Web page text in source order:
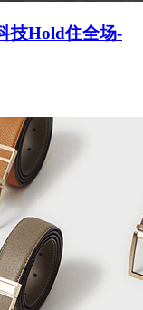
技Hold住全场-